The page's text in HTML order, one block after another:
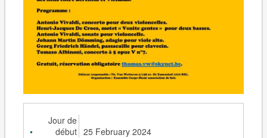
Jour de
début 25 February 2024